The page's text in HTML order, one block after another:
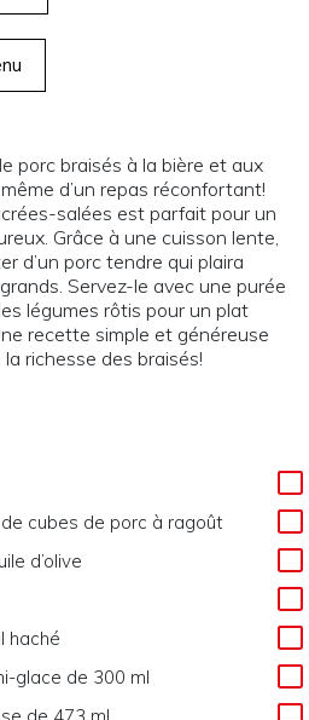
porc braisés à la bière et aux
d’un repas réconfortant!
salées est parfait pour un
Grâce à une cuisson lente,
d’un porc tendre qui plaira
Servez-le avec une purée
légumes rôtis pour un plat
recette simple et généreuse
richesse des braisés!
cubes de porc à ragoût
d’olive
haché
glace de 300 ml